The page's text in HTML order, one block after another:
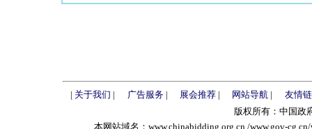
| 关于我们 | 广告服务| 展会推荐| 网站导航 |
友情
版权所有：中国政
本网站域名：www.chinabidding.org.cn /www.gov-